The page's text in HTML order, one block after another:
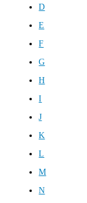
D
E
F
G
H
I
J
K
L
M
N